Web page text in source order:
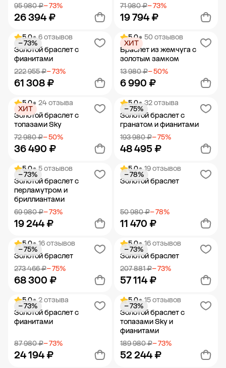
95 980 ₽− 73%
26 394 ₽
Добавить в корзину
71 980 ₽− 73%
19 794 ₽
Добавить в корзину
5.0• 6 отзывов
Золотой браслет с
фианитами
222 955 ₽− 73%
61 308 ₽
− 73%
Добавить в корзину
5.0• 50 отзывов
Браслет из жемчуга с
золотым замком
13 980 ₽− 50%
6 990 ₽
ХИТ
Добавить в корзину
5.0• 24 отзыва
Золотой браслет с
топазами Sky
72 980 ₽− 50%
36 490 ₽
ХИТ
Добавить в корзину
5.0• 32 отзыва
Золотой браслет с
гранатом и фианитами
193 980 ₽− 75%
48 495 ₽
− 75%
Добавить в корзину
5.0• 5 отзывов
Золотой браслет с
перламутром и
бриллиантами
69 980 ₽− 73%
19 244 ₽
− 73%
Добавить в корзину
5.0• 19 отзывов
Золотой браслет
50 980 ₽− 78%
11 470 ₽
− 78%
Добавить в корзину
5.0• 16 отзывов
Золотой браслет
273 466 ₽− 75%
68 300 ₽
− 75%
Добавить в корзину
5.0• 16 отзывов
Золотой браслет
207 881 ₽− 73%
57 114 ₽
− 73%
Добавить в корзину
5.0• 2 отзыва
Золотой браслет с
фианитами
87 980 ₽− 73%
24 194 ₽
− 73%
5.0• 15 отзывов
Золотой браслет с
топазами Sky и
фианитами
189 980 ₽− 73%
52 244 ₽
− 73%